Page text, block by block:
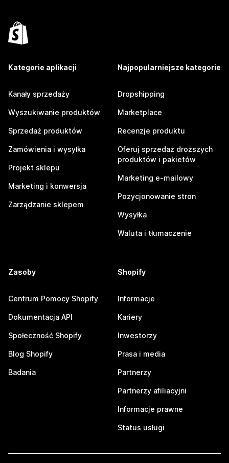
Kategorie aplikacji
Kanały sprzedaży
Wyszukiwanie produktów
Sprzedaż produktów
Zamówienia i wysyłka
Projekt sklepu
Marketing i konwersja
Zarządzanie sklepem
Najpopularniejsze kategorie
Dropshipping
Marketplace
Recenzje produktu
Oferuj sprzedaż droższych
produktów i pakietów
Marketing e-mailowy
Pozycjonowanie stron
Wysyłka
Waluta i tłumaczenie
Zasoby
Centrum Pomocy Shopify
Dokumentacja API
Społeczność Shopify
Blog Shopify
Badania
Shopify
Informacje
Kariery
Inwestorzy
Prasa i media
Partnerzy
Partnerzy afiliacyjni
Informacje prawne
Status usługi